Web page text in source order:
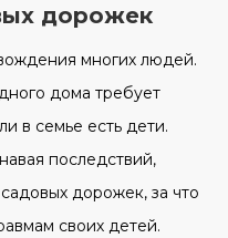
дорожек
многих людей.
дома требует
в семье есть дети.
последствий,
дорожек, за что
своих детей.